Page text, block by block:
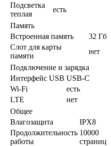
Подсветка
теплая
есть
Память
Встроенная память
32 Гб
Слот для карты
памяти
нет
Подключение и зарядка
Интерфейс USB USB-C
Wi-Fi
есть
LTE
нет
Общее
Влагозащита
IPX8
Продолжительность
работы
10000
страниц